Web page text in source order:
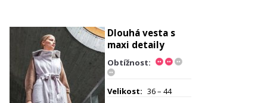
Dlouhá vesta s
maxi detaily
Obtížnost:
Velikost: 36 – 44